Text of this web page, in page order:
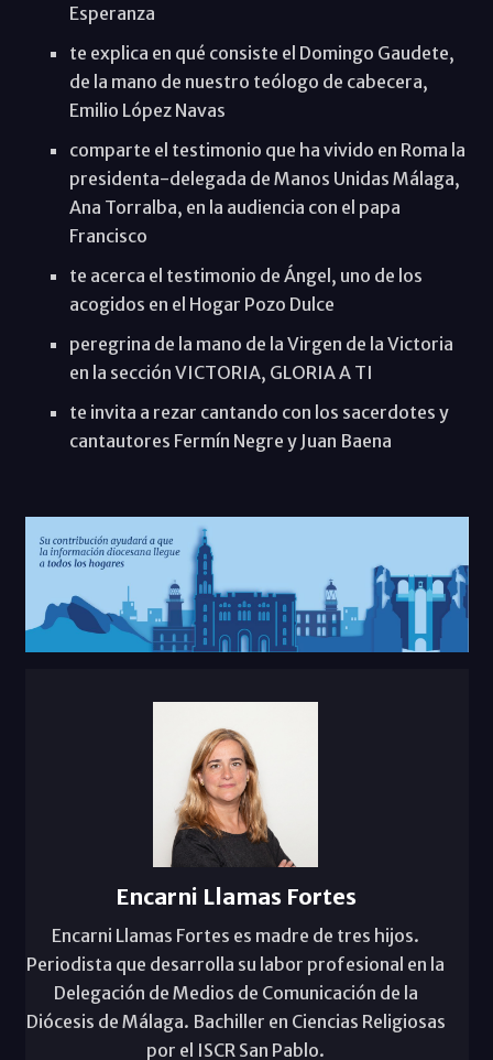
Esperanza
te explica en qué consiste el Domingo Gaudete,
de la mano de nuestro teólogo de cabecera,
Emilio López Navas
comparte el testimonio que ha vivido en Roma la
presidenta-delegada de Manos Unidas Málaga,
Ana Torralba, en la audiencia con el papa
Francisco
te acerca el testimonio de Ángel, uno de los
acogidos en el Hogar Pozo Dulce
peregrina de la mano de la Virgen de la Victoria
en la sección VICTORIA, GLORIA A TI
te invita a rezar cantando con los sacerdotes y
cantautores Fermín Negre y Juan Baena
Encarni Llamas Fortes
Encarni Llamas Fortes es madre de tres hijos.
Periodista que desarrolla su labor profesional en la
Delegación de Medios de Comunicación de la
Diócesis de Málaga. Bachiller en Ciencias Religiosas
por el ISCR San Pablo.